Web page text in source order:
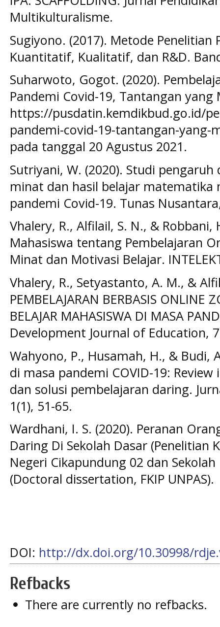
Multikulturalisme.
Sugiyono. (2017). Metode Penelitian
Kuantitatif, Kualitatif, dan R&D.
Suharwoto, Gogot. (2020).
Pandemi Covid-19, Tantangan yang
https://pusdatin.kemdikbud.go.id/
pandemi-covid-19-tantangan-yang-
pada tanggal 20 Agustus 2021.
Sutriyani, W. (2020). Studi
minat dan hasil belajar matematika
pandemi Covid-19. Tunas
Vhalery, R., Alfilail, S. N., & Robbani,
Mahasiswa tentang Pembelajaran
Minat dan Motivasi Belajar.
Vhalery, R., Setyastanto, A. M., &
PEMBELAJARAN BERBASIS ONLINE
BELAJAR MAHASISWA DI MASA
Development Journal of Education,
Wahyono, P., Husamah, H., & Budi,
di masa pandemi COVID-19:
dan solusi pembelajaran daring.
1(1), 51-65.
Wardhani, I. S. (2020). Peranan
Daring Di Sekolah Dasar (Penelitian
Negeri Cikapundung 02 dan
(Doctoral dissertation, FKIP UNPAS).
DOI: http://dx.doi.org/10.30998/
Refbacks
There are currently no refbacks.